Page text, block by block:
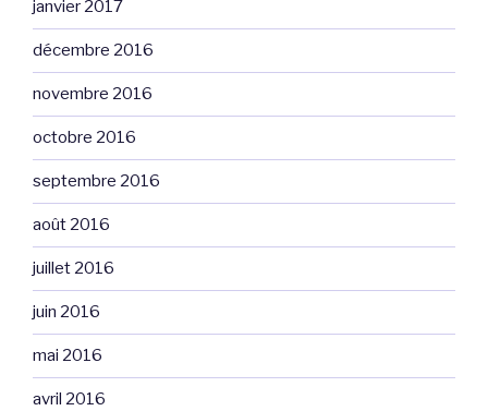
janvier 2017
décembre 2016
novembre 2016
octobre 2016
septembre 2016
août 2016
juillet 2016
juin 2016
mai 2016
avril 2016